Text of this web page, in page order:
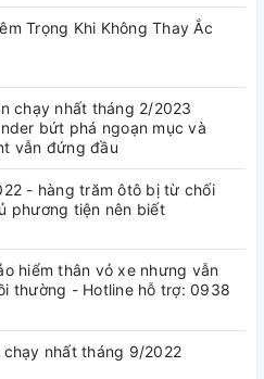
được kết hợp giữa mẫu da 2
số R1 như một siêu phẩm tạo
mẻ cho sàn xe của bạn
tạo như sau:
hơn PUX, thuộc mộc, không
khuẩn. Được may 2 đường chỉ
lên sự sang trọng với thiết kế
khả năng chống bụi, nước thì
chống rách, xước, cũng
IRM.
người sử dụng, mềm mại
là bộ phận quan trọng giúp
sẽ.
Trọng Khi Không Thay Ắc
chạy nhất tháng 2/2023
bứt phá ngoạn mục và
vẫn đứng đầu
- hàng trăm ôtô bị từ chối
phương tiện nên biết
hiểm thân vỏ xe nhưng vẫn
hỗ trợ: 0938
chạy nhất tháng 9/2022